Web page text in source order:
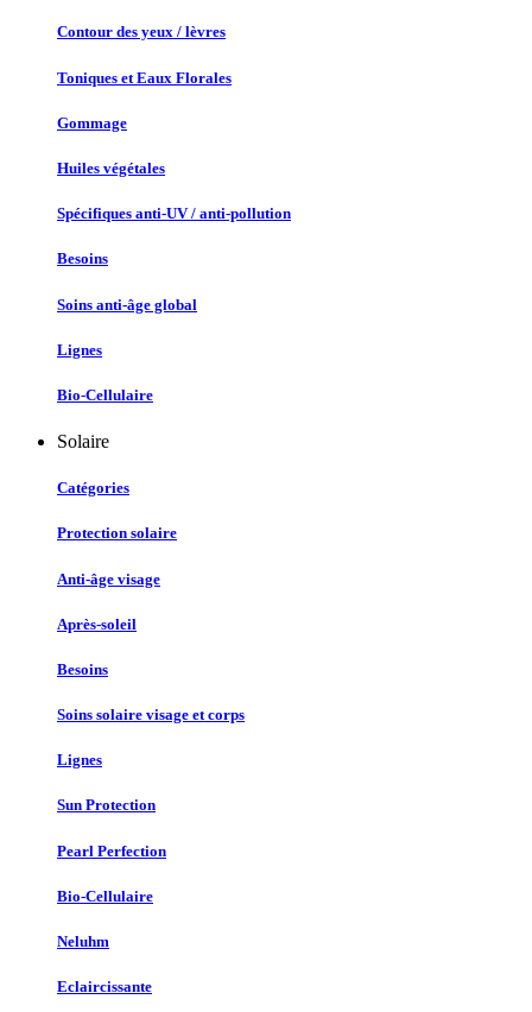
Contour des yeux / lèvres
Toniques et Eaux Florales
Gommage
Huiles végétales
Spécifiques anti-UV / anti-pollution
Besoins
Soins anti-âge global
Lignes
Bio-Cellulaire
Solaire
Catégories
Protection solaire
Anti-âge visage
Après-soleil
Besoins
Soins solaire visage et corps
Lignes
Sun Protection
Pearl Perfection
Bio-Cellulaire
Neluhm
Eclaircissante